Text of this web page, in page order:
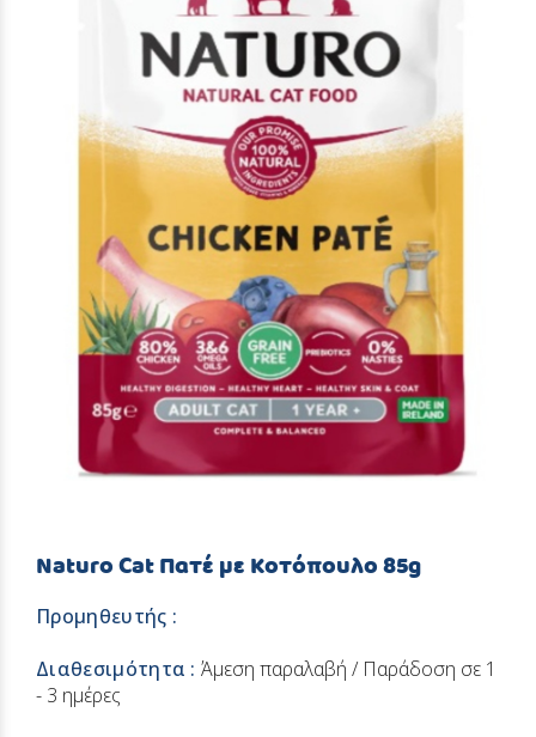
Naturo Cat Πατέ με Κοτόπουλο 85g
Προμηθευτής :
Διαθεσιμότητα :Άμεση παραλαβή / Παράδοση σε 1
- 3 ημέρες